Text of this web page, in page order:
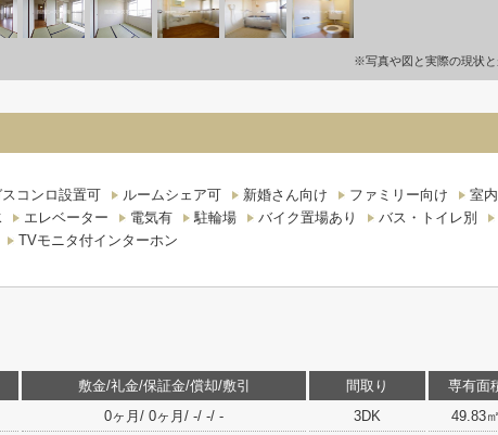
※写真や図と実際の現状
スコンロ設置可 ルームシェア可 新婚さん向け ファミリー向け
室
エレベーター 電気有 駐輪場 バイク置場あり
バス・トイレ別
TVモニタ付インターホン
敷金/礼金/保証金/償却/敷引 間取り
専有面
0ヶ月/ 0ヶ月/ -/ -/ - 3DK
49.83